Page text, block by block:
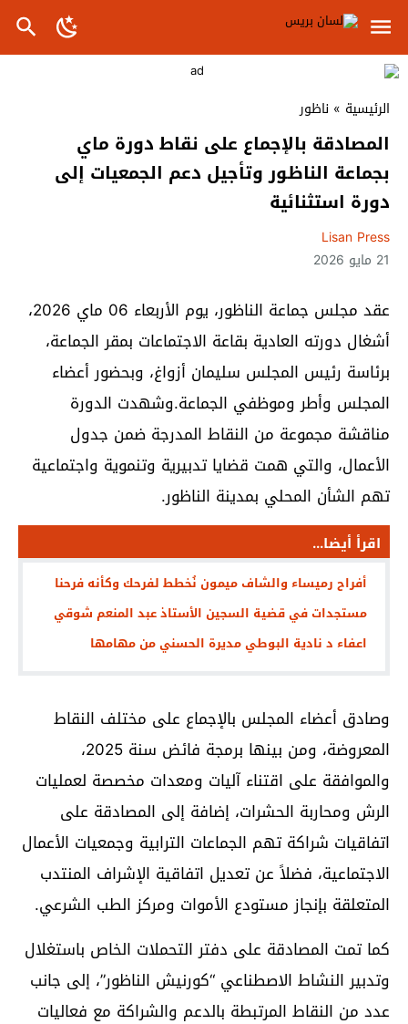
الرئيسية » ناظور
المصادقة بالإجماع على نقاط دورة ماي
بجماعة الناظور وتأجيل دعم الجمعيات إلى
دورة استثنائية
Lisan Press
21 مايو 2026
عقد مجلس جماعة الناظور، يوم الأربعاء 06 ماي 2026،
أشغال دورته العادية بقاعة الاجتماعات بمقر الجماعة،
برئاسة رئيس المجلس سليمان أزواغ، وبحضور أعضاء
المجلس وأطر وموظفي الجماعة.وشهدت الدورة
مناقشة مجموعة من النقاط المدرجة ضمن جدول
الأعمال، والتي همت قضايا تدبيرية وتنموية واجتماعية
تهم الشأن المحلي بمدينة الناظور.
اقرأ أيضا...
أفراح رميساء والشاف ميمون نُخطط لفرحك وكأنه فرحنا
مستجدات في قضية السجين الأستاذ عبد المنعم شوقي
اعفاء د نادية البوطي مديرة الحسني من مهامها
وصادق أعضاء المجلس بالإجماع على مختلف النقاط
المعروضة، ومن بينها برمجة فائض سنة 2025،
والموافقة على اقتناء آليات ومعدات مخصصة لعمليات
الرش ومحاربة الحشرات، إضافة إلى المصادقة على
اتفاقيات شراكة تهم الجماعات الترابية وجمعيات الأعمال
الاجتماعية، فضلاً عن تعديل اتفاقية الإشراف المنتدب
المتعلقة بإنجاز مستودع الأموات ومركز الطب الشرعي.
كما تمت المصادقة على دفتر التحملات الخاص باستغلال
وتدبير النشاط الاصطناعي “كورنيش الناظور”، إلى جانب
عدد من النقاط المرتبطة بالدعم والشراكة مع فعاليات